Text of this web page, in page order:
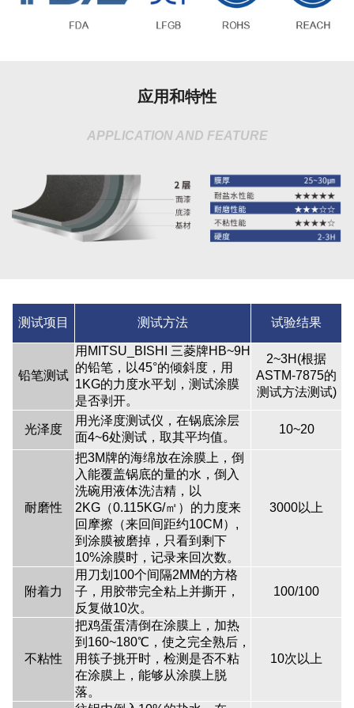
应用和特性
APPLICATION AND FEATURE
测试项目 测试方法 试验结果
铅笔测试
用MITSU_BISHI 三菱牌HB~9H
的铅笔，以45°的倾斜度，用
1KG的力度水平划，测试涂膜
是否剥开。
2~3H(根据
ASTM-7875的
测试方法测试)
光泽度
用光泽度测试仪，在锅底涂层
面4~6处测试，取其平均值。
10~20
耐磨性
把3M牌的海绵放在涂膜上，倒
入能覆盖锅底的量的水，倒入
洗碗用液体洗洁精，以
2KG（0.115KG/㎡）的力度来
回摩擦（来回间距约10CM）,
到涂膜被磨掉，只看到剩下
10%涂膜时，记录来回次数。
3000以上
附着力
用刀划100个间隔2MM的方格
子，用胶带完全粘上并撕开，
反复做10次。
100/100
不粘性
把鸡蛋蛋清倒在涂膜上，加热
到160~180℃，使之完全熟后，
用筷子挑开时，检测是否不粘
在涂膜上，能够从涂膜上脱
落。
10次以上